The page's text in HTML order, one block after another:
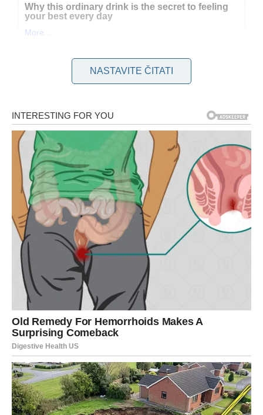
svjesni sebe, i zato se prema vama odnose s oprezom i
poštovanjem.Prava moć ne dolazi iz vike, već iz tišine–
iz sposobnosti da zadržite mir kad bi većina planula.
Prva i najvažnija lekcija ove “tihe moći” je snaga tišine. Kada
vas neko provocira, očekuje reakciju. Očekuje da se branite,
opravdavate ili uzvratite riječima. Ali ako ostanete mirni i samo
ih pogledate – bez riječi – u njima se pokreće nelagoda. Tišina
tada postaje vaše najjače oružje. Ona pokazuje da
ne morate
reagovati da biste imali kontrolu.Ljudi koji su emocionalno
stabilni ne raspravljaju da bi dokazali nešto – njihova smirenost
govori više od hiljadu rečenica.
Druga moćna strategija je
postavljanje pitanja umjesto
objašnjenja. Kada vas neko napadne riječima, umjesto da
se branite, samo pitajte: „Zbog čega te to zanima?“ ili „Šta
želiš time da postigneš?“ Tada vi preuzimate tok razgovora.
Onaj ko pita, taj vodi. Time zadržavate dostojanstvo i
pokazujete da vas tuđe mišljenje ne dotiče onoliko koliko bi
drugi željeli da misle.
NASTAVITE ČITATI